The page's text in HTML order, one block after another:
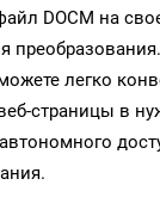
DOCM на
легко
страницы в